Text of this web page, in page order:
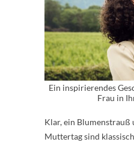
Ein inspirierendes
Frau in
Klar, ein Blumenstrauß
Muttertag sind